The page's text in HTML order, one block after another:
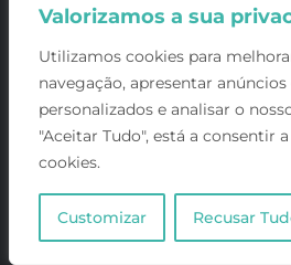
Valorizamos a sua
Utilizamos cookies para
navegação, apresentar
personalizados e analisar o
"Aceitar Tudo", está a consentir
cookies.
Customizar Recusar
Consultas
Blog
Sobre Nós
Contactos